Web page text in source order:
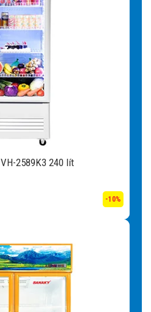
xe thuận tiện cho việc di
trọng lượng lớn, tủ đông gây
được thiết kế với hệ thống đèn
phẩm bắt mắt và thu hút. Hơn
tiết kiệm điện năng và có tuổi
với các loại đèn huỳnh quang,
thống sưởi kính lấy nhiệt tỏa ra
sưởi kính rất hiệu quả và tiết
thường xuyên sẽ làm thất thoát
tủ, đồng thời tiêu tốn nhiều
2589K3 240 lít
-10%